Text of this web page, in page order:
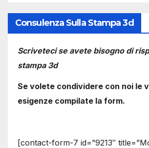
Consulenza Sulla Stampa 3d
Scriveteci se avete bisogno di
stampa 3d
Se volete condividere con noi le
esigenze compilate la form.
[contact-form-7 id=”9213″